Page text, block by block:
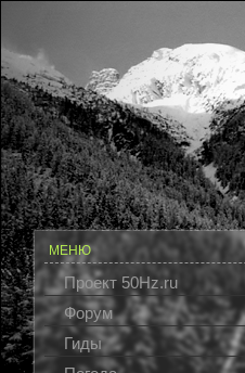
МЕНЮ
Проект 50Hz.ru
Форум
Гиды